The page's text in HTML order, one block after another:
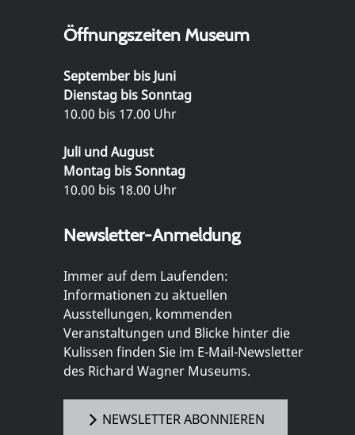
Öffnungszeiten Museum
September bis Juni
Dienstag bis Sonntag
10.00 bis 17.00 Uhr
Juli und August
Montag bis Sonntag
10.00 bis 18.00 Uhr
Newsletter-Anmeldung
Immer auf dem Laufenden:
Informationen zu aktuellen
Ausstellungen, kommenden
Veranstaltungen und Blicke hinter die
Kulissen finden Sie im E-Mail-Newsletter
des Richard Wagner Museums.
NEWSLETTER ABONNIEREN